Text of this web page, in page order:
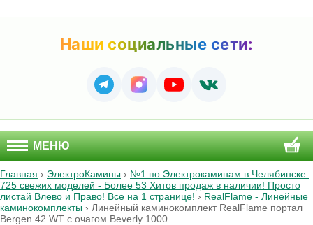
Наши социальные сети:
МЕНЮ
Главная › ЭлектроКамины › №1 по Электрокаминам в Челябинске.
725 свежих моделей - Более 53 Хитов продаж в наличии! Просто
листай Влево и Право! Все на 1 странице! › RealFlame - Линейные
каминокомплекты › Линейный каминокомплект RealFlame портал
Bergen 42 WT с очагом Beverly 1000